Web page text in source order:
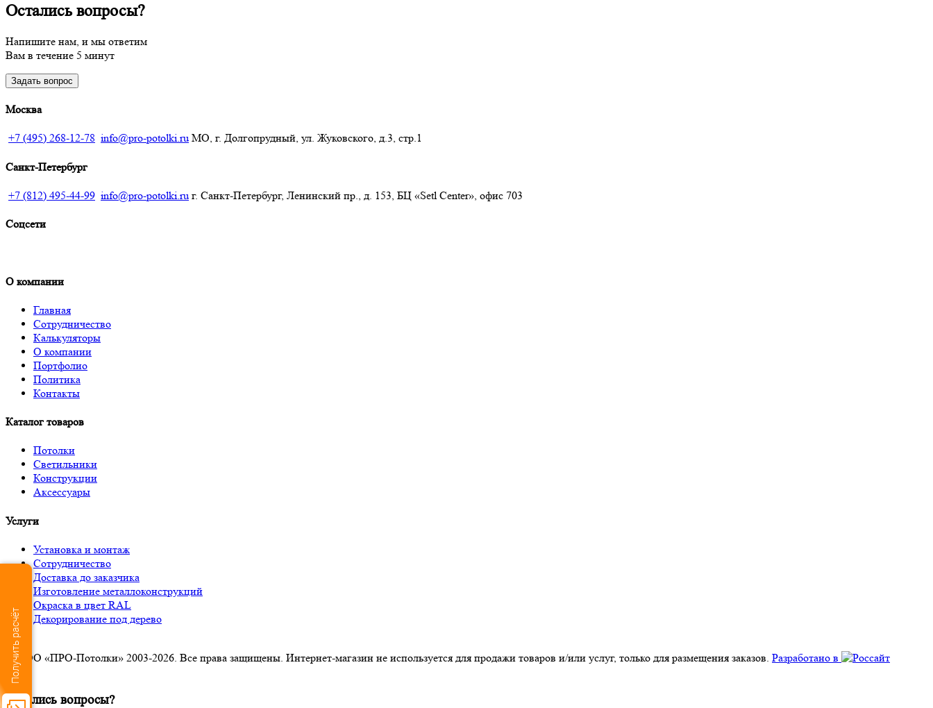
Остались вопросы?
Напишите нам, и мы ответим
Вам в течение 5 минут
Задать вопрос
Москва
+7 (495) 268-12-78 info@pro-potolki.ru МО, г. Долгопрудный, ул. Жуковского, д.3, стр.1
Санкт-Петербург
+7 (812) 495-44-99 info@pro-potolki.ru г. Санкт-Петербург, Ленинский пр., д. 153, БЦ «Setl Center», офис 703
Соцсети
О компании
Главная
Сотрудничество
Калькуляторы
О компании
Портфолио
Политика
Контакты
Каталог товаров
Потолки
Светильники
Конструкции
Аксессуары
Услуги
Установка и монтаж
Сотрудничество
Доставка до заказчика
Изготовление металлоконструкций
Окраска в цвет RAL
Декорирование под дерево
© ООО «ПРО-Потолки» 2003-2026. Все права защищены. Интернет-магазин не используется для продажи товаров и/или услуг, только для размещения заказов. Разработано в
×
Остались вопросы?
Получить расчёт